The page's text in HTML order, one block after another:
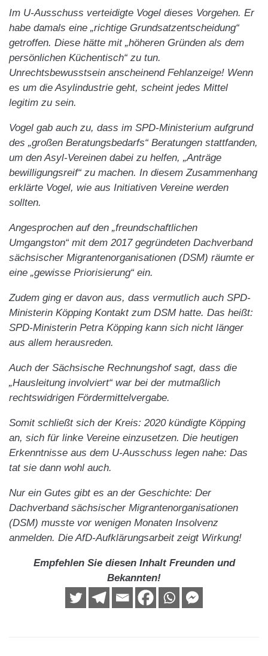
Im U-Ausschuss verteidigte Vogel dieses Vorgehen. Er
habe damals eine „richtige Grundsatzentscheidung“
getroffen. Diese hätte mit „höheren Gründen als dem
persönlichen Küchentisch“ zu tun.
Unrechtsbewusstsein anscheinend Fehlanzeige! Wenn
es um die Asylindustrie geht, scheint jedes Mittel
legitim zu sein.
Vogel gab auch zu, dass im SPD-Ministerium aufgrund
des „großen Beratungsbedarfs“ Beratungen stattfanden,
um den Asyl-Vereinen dabei zu helfen, „Anträge
bewilligungsreif“ zu machen. In diesem Zusammenhang
erklärte Vogel, wie aus Initiativen Vereine werden
sollten.
Angesprochen auf den „freundschaftlichen
Umgangston“ mit dem 2017 gegründeten Dachverband
sächsischer Migrantenorganisationen (DSM) räumte er
eine „gewisse Priorisierung“ ein.
Zudem ging er davon aus, dass vermutlich auch SPD-
Ministerin Köpping Kontakt zum DSM hatte. Das heißt:
SPD-Ministerin Petra Köpping kann sich nicht länger
aus allem herausreden.
Auch der Sächsische Rechnungshof sagt, dass die
„Hausleitung involviert“ war bei der mutmaßlich
rechtswidrigen Fördermittelvergabe.
Somit schließt sich der Kreis: 2020 kündigte Köpping
an, sich für linke Vereine einzusetzen. Die heutigen
Erkenntnisse aus dem U-Ausschuss legen nahe: Das
tat sie dann wohl auch.
Nur ein Gutes gibt es an der Geschichte: Der
Dachverband sächsischer Migrantenorganisationen
(DSM) musste vor wenigen Monaten Insolvenz
anmelden. Die AfD-Aufklärungsarbeit zeigt Wirkung!
Empfehlen Sie diesen Inhalt Freunden und
Bekannten!